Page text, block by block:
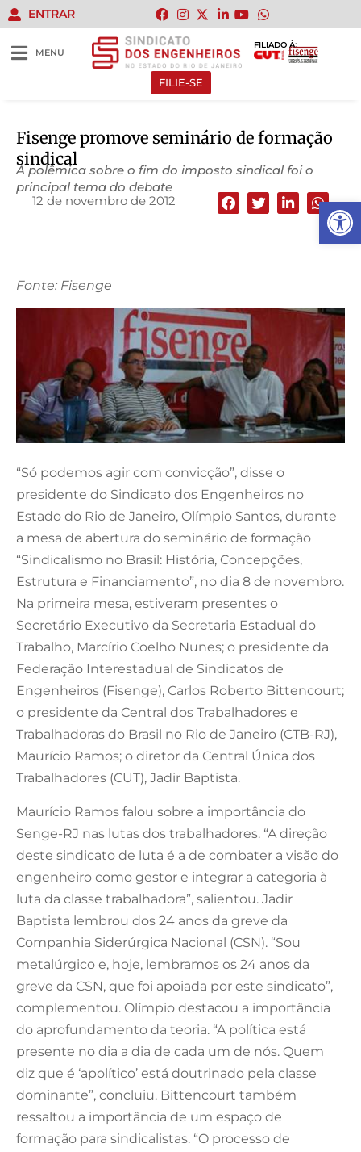
Abrir
ENTRAR
MENU
FILIADO À:
FILIE-SE
Fisenge promove seminário de formação
sindical
A polêmica sobre o fim do imposto sindical foi o
principal tema do debate
12 de novembro de 2012
Fonte: Fisenge
“Só podemos agir com convicção”, disse o
presidente do Sindicato dos Engenheiros no
Estado do Rio de Janeiro, Olímpio Santos, durante
a mesa de abertura do seminário de formação
“Sindicalismo no Brasil: História, Concepções,
Estrutura e Financiamento”, no dia 8 de novembro.
Na primeira mesa, estiveram presentes o
Secretário Executivo da Secretaria Estadual do
Trabalho, Marcírio Coelho Nunes; o presidente da
Federação Interestadual de Sindicatos de
Engenheiros (Fisenge), Carlos Roberto Bittencourt;
o presidente da Central dos Trabalhadores e
Trabalhadoras do Brasil no Rio de Janeiro (CTB-RJ),
Maurício Ramos; o diretor da Central Única dos
Trabalhadores (CUT), Jadir Baptista.
Maurício Ramos falou sobre a importância do
Senge-RJ nas lutas dos trabalhadores. “A direção
deste sindicato de luta é a de combater a visão do
engenheiro como gestor e integrar a categoria à
luta da classe trabalhadora”, salientou. Jadir
Baptista lembrou dos 24 anos da greve da
Companhia Siderúrgica Nacional (CSN). “Sou
metalúrgico e, hoje, lembramos os 24 anos da
greve da CSN, que foi apoiada por este sindicato”,
complementou. Olímpio destacou a importância
do aprofundamento da teoria. “A política está
presente no dia a dia de cada um de nós. Quem
diz que é ‘apolítico’ está doutrinado pela classe
dominante”, concluiu. Bittencourt também
ressaltou a importância de um espaço de
formação para sindicalistas. “O processo de